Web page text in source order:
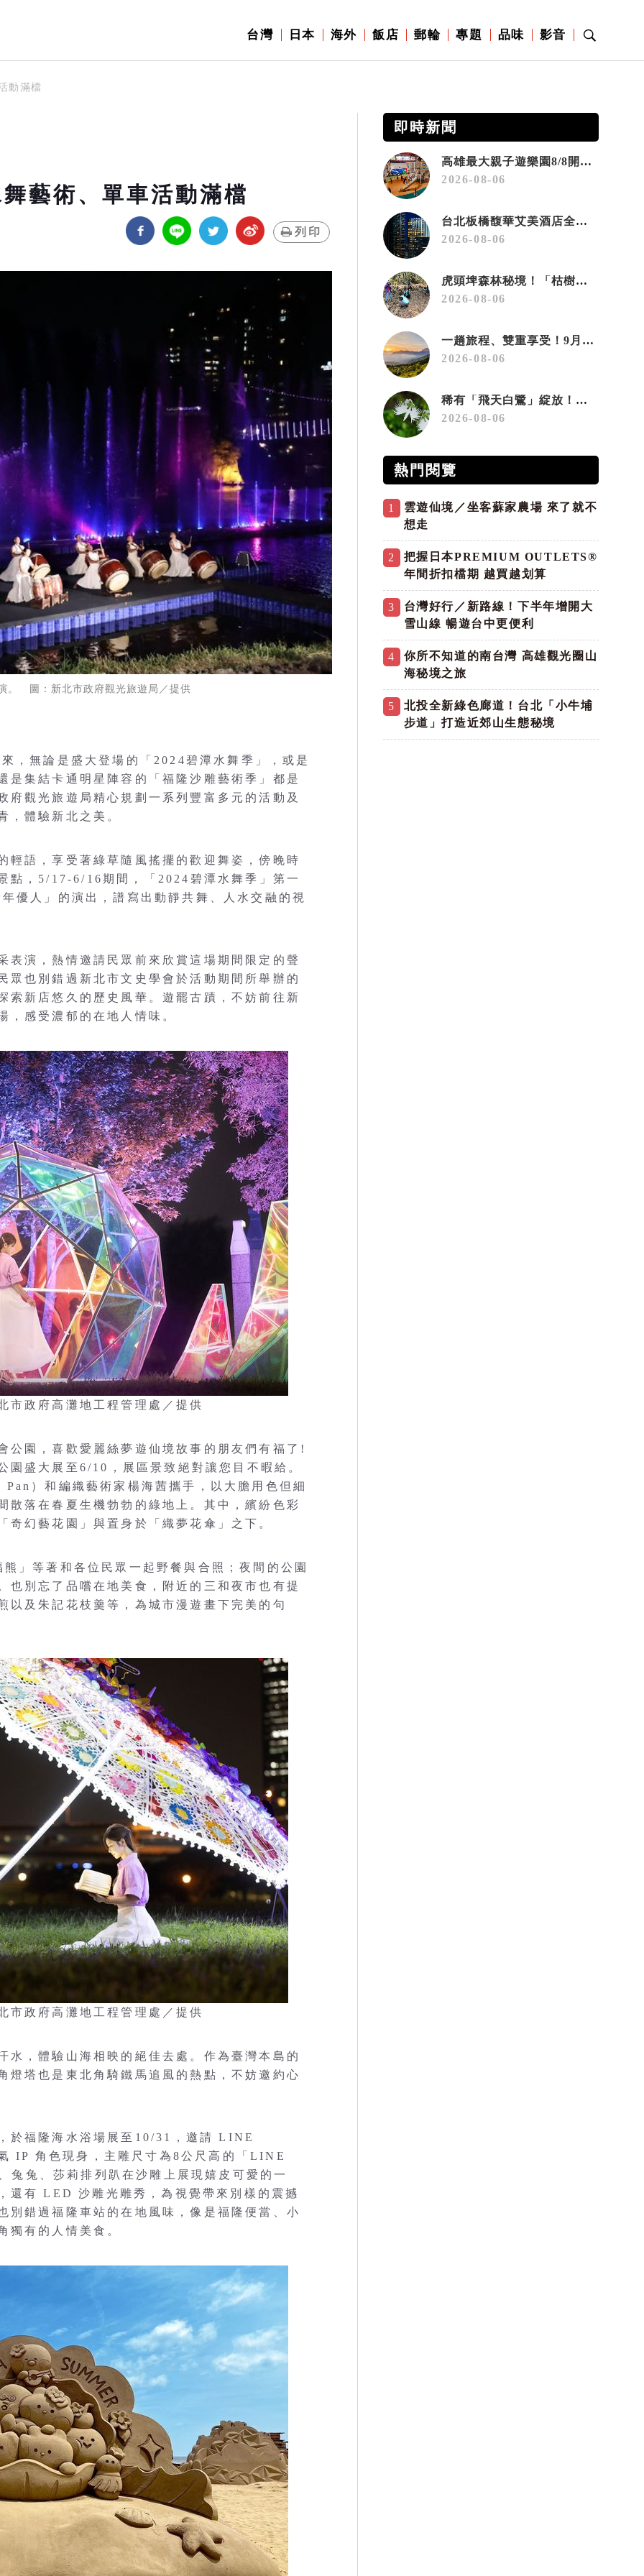
台灣 日本 海外 飯店 郵輪 專題 品味 影音
動滿檔
藝術、單車活動滿檔
列印
。 圖：新北市政府觀光旅遊局／提供
，無論是盛大登場的「2024碧潭水舞季」，或是
是集結卡通明星陣容的「福隆沙雕藝術季」都是
府觀光旅遊局精心規劃一系列豐富多元的活動及
，體驗新北之美。
輕語，享受著綠草隨風搖擺的歡迎舞姿，傍晚時
點，5/17-6/16期間，「2024碧潭水舞季」第一
優人」的演出，譜寫出動靜共舞、人水交融的視
表演，熱情邀請民眾前來欣賞這場期間限定的聲
眾也別錯過新北市文史學會於活動期間所舉辦的
索新店悠久的歷史風華。遊罷古蹟，不妨前往新
，感受濃郁的在地人情味。
政府高灘地工程管理處／提供
公園，喜歡愛麗絲夢遊仙境故事的朋友們有福了!
園盛大展至6/10，展區景致絕對讓您目不暇給。
）和編織藝術家楊海茜攜手，以大膽用色但細
散落在春夏生機勃勃的綠地上。其中，繽紛色彩
幻藝花園」與置身於「織夢花傘」之下。
」等著和各位民眾一起野餐與合照；夜間的公園
也別忘了品嚐在地美食，附近的三和夜市也有提
以及朱記花枝羹等，為城市漫遊畫下完美的句
政府高灘地工程管理處／提供
水，體驗山海相映的絕佳去處。作為臺灣本島的
燈塔也是東北角騎鐵馬追風的熱點，不妨邀約心
於福隆海水浴場展至10/31，邀請 LINE
IP 角色現身，主雕尺寸為8公尺高的「LINE
兔、莎莉排列趴在沙雕上展現嬉皮可愛的一
還有 LED 沙雕光雕秀，為視覺帶來別樣的震撼
別錯過福隆車站的在地風味，像是福隆便當、小
獨有的人情美食。
即時新聞
高雄最大親子遊樂園8/8開幕！30項設施免費玩、YOYO家族嗨翻暑假
2026-08-06
台北板橋馥華艾美酒店全新開幕 感官藝術策展打造旅居新風格
2026-08-06
虎頭埤森林秘境！「枯樹籬步道」生態復育有成 走進大自然生命教室
2026-08-06
一趟旅程、雙重享受！9月住宿合歡山 順遊奧萬大10元優惠入園
2026-08-06
稀有「飛天白鷺」綻放！神戶六甲高山植物園「鷺草」珍貴現身
2026-08-06
熱門閱覽
1
雲遊仙境／坐客蘇家農場 來了就不
想走
2
把握日本PREMIUM OUTLETS®
年間折扣檔期 越買越划算
3
台灣好行／新路線！下半年增開大
雪山線 暢遊台中更便利
4
你所不知道的南台灣 高雄觀光圈山
海秘境之旅
5
北投全新綠色廊道！台北「小牛埔
步道」打造近郊山生態秘境